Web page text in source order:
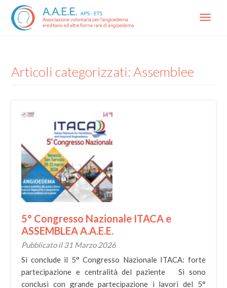
Menu
Articoli categorizzati: Assemblee
5° Congresso Nazionale ITACA e
ASSEMBLEA A.A.E.E.
Pubblicato il 31 Marzo 2026
Si conclude il 5° Congresso Nazionale ITACA: forte
partecipazione e centralità del paziente Si sono
conclusi con grande partecipazione i lavori del 5°